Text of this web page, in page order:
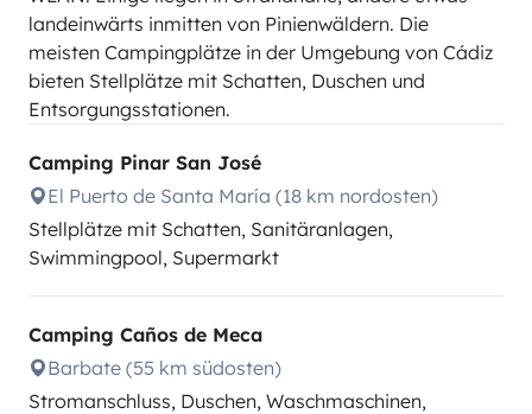
landeinwärts inmitten von Pinienwäldern. Die
meisten Campingplätze in der Umgebung von Cádiz
bieten Stellplätze mit Schatten, Duschen und
Entsorgungsstationen.
Camping Pinar San José
El Puerto de Santa María (18 km nordosten)
Stellplätze mit Schatten, Sanitäranlagen,
Swimmingpool, Supermarkt
Camping Caños de Meca
Barbate (55 km südosten)
Stromanschluss, Duschen, Waschmaschinen,